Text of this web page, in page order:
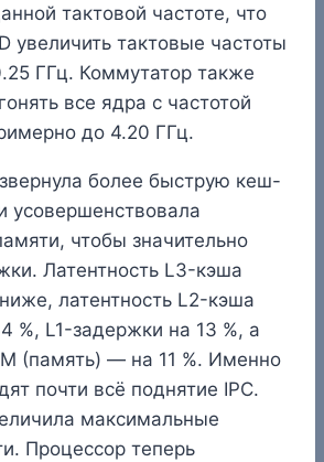
тактовой частоте, что
увеличить тактовые частоты
ГГц. Коммутатор также
все ядра с частотой
до 4.20 ГГц.
более быструю кеш-
усовершенствовала
чтобы значительно
Латентность L3-кэша
латентность L2-кэша
%, L1-задержки на 13 %, а
(память) — на 11 %. Именно
почти всё поднятие IPC.
максимальные
Процессор теперь